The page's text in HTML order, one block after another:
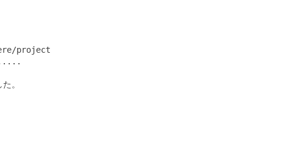
project
......